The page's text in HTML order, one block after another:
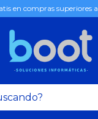
en compras superiores